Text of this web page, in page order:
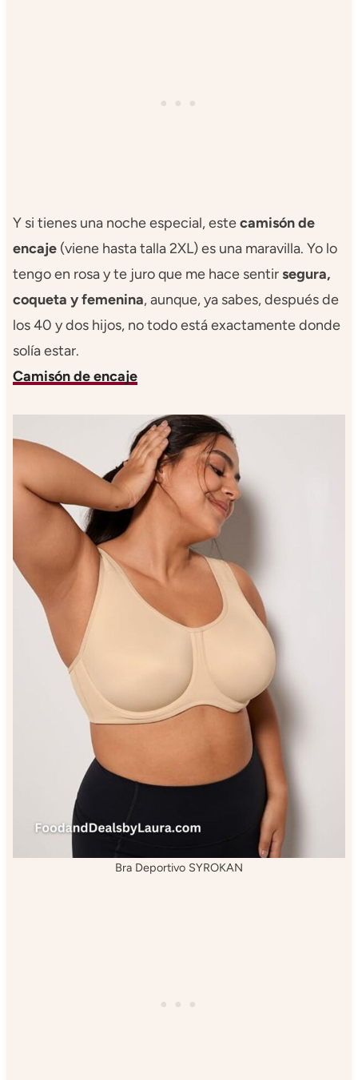
Y si tienes una noche especial, estecamisón de
encaje(viene hasta talla 2XL) es una maravilla. Yo lo
tengo en rosa y te juro que me hace sentirsegura,
coqueta y femenina, aunque, ya sabes, después de
los 40 y dos hijos, no todo está exactamente donde
solía estar.
Camisón de encaje
Bra Deportivo SYROKAN